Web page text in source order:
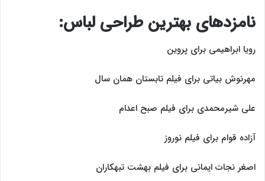
نامزد‌های بهترین طراحی لباس:
رویا ابراهیمی برای پروین
مهرنوش بیاتی برای فیلم تابستان همان سال
علی شیرمحمدی برای فیلم صبح اعدام
آزاده قوام برای فیلم نوروز
اصغر نجات ایمانی برای فیلم بهشت تبهکاران